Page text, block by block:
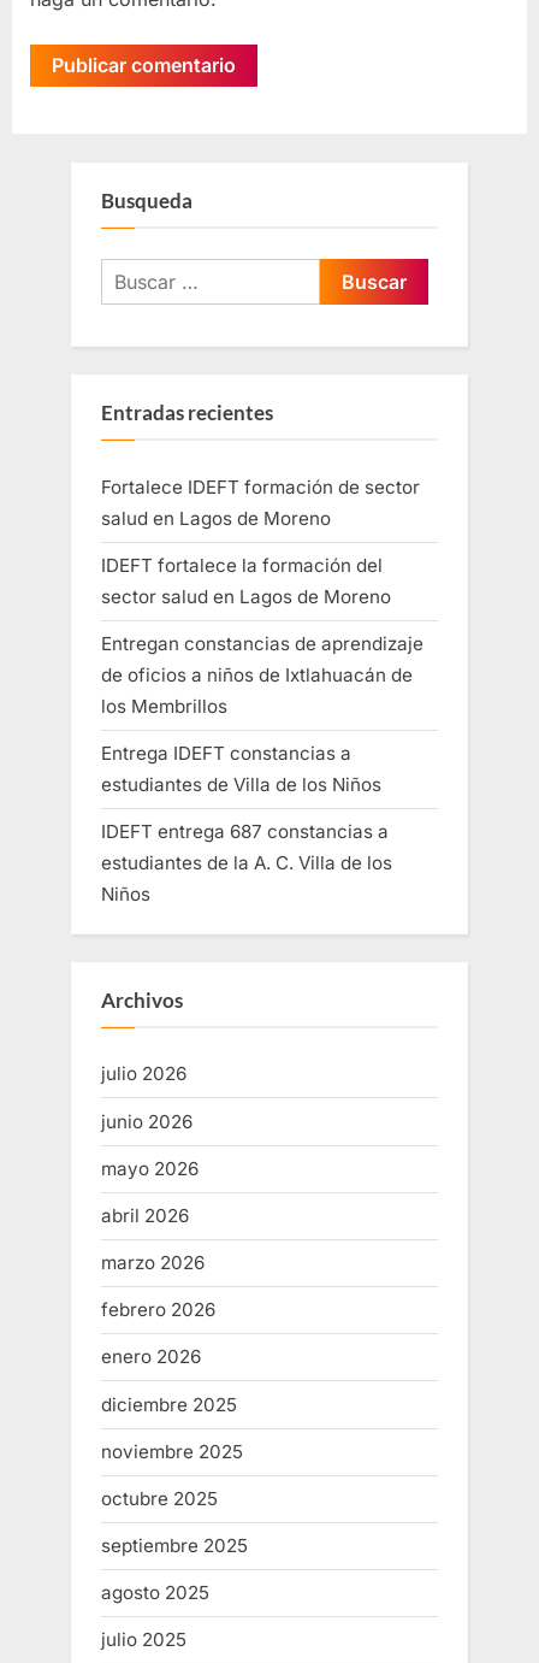
Busqueda
Entradas recientes
Fortalece IDEFT formación de sector
salud en Lagos de Moreno
IDEFT fortalece la formación del
sector salud en Lagos de Moreno
Entregan constancias de aprendizaje
de oficios a niños de Ixtlahuacán de
los Membrillos
Entrega IDEFT constancias a
estudiantes de Villa de los Niños
IDEFT entrega 687 constancias a
estudiantes de la A. C. Villa de los
Niños
Archivos
julio 2026
junio 2026
mayo 2026
abril 2026
marzo 2026
febrero 2026
enero 2026
diciembre 2025
noviembre 2025
octubre 2025
septiembre 2025
agosto 2025
julio 2025